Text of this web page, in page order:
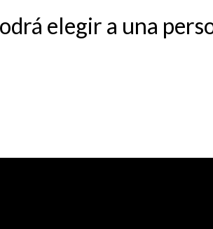
elegir a una